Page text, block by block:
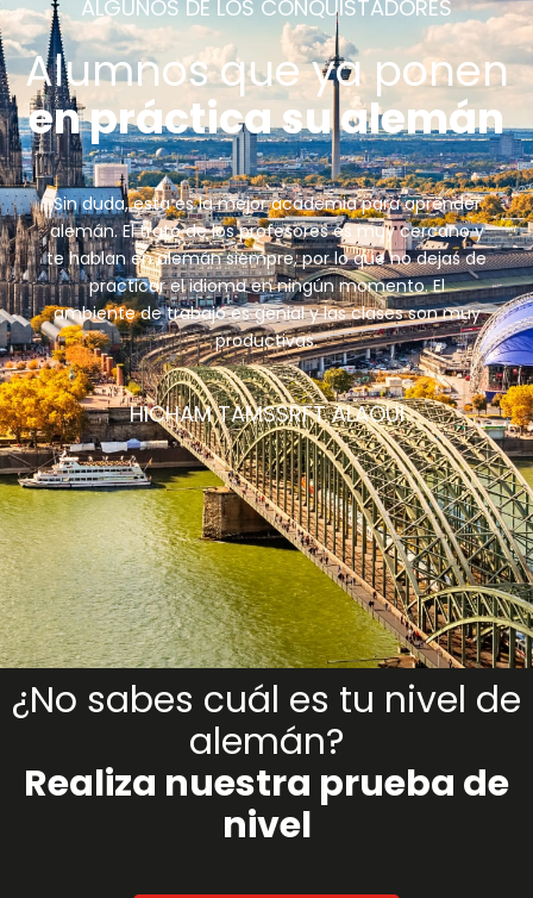
ALGUNOS DE LOS CONQUISTADORES
Alumnos que ya ponen
en práctica su alemán
Sin duda, esta es la mejor academia para aprender
alemán. El trato de los profesores es muy cercano y
te hablan en alemán siempre, por lo que no dejas de
practicar el idioma en ningún momento. El
ambiente de trabajo es genial y las clases son muy
productivas.
HICHAM TAMSSRFT ALAOUI
¿No sabes cuál es tu nivel de
alemán?
Realiza nuestra prueba de
nivel